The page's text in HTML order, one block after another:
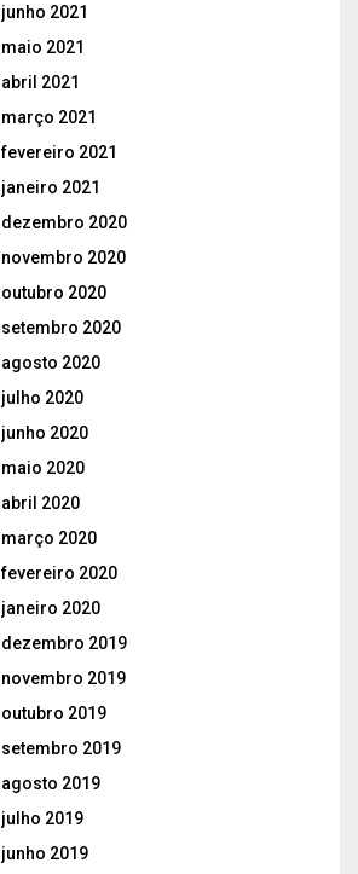
junho 2021
maio 2021
abril 2021
março 2021
fevereiro 2021
janeiro 2021
dezembro 2020
novembro 2020
outubro 2020
setembro 2020
agosto 2020
julho 2020
junho 2020
maio 2020
abril 2020
março 2020
fevereiro 2020
janeiro 2020
dezembro 2019
novembro 2019
outubro 2019
setembro 2019
agosto 2019
julho 2019
junho 2019